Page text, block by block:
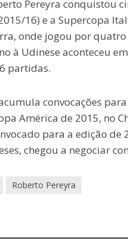
Pereyra conquistou
16) e a Supercopa
onde jogou por
à Udinese aconteceu
partidas.
convocações
América de 2015, no
para a edição
chegou a negociar
Roberto Pereyra